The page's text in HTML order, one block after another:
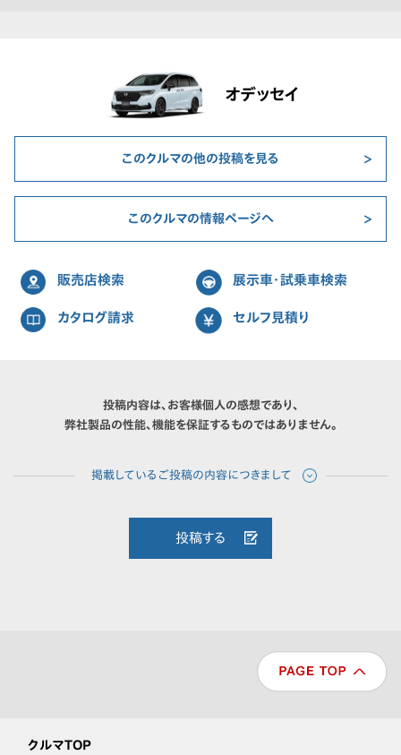
オデッセイ
このクルマの他の投稿を見る
このクルマの情報ページへ
販売店検索 展示車・試乗車検索
カタログ請求 セルフ見積り
投稿内容は、お客様個人の感想であり、
弊社製品の性能、機能を保証するものではありません。
投稿する
クルマTOP